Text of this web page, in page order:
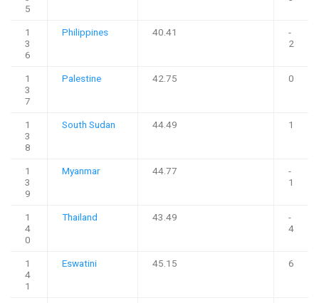
5
1
3
6
Philippines 40.41
-
2
1
3
7
Palestine 42.75 0
1
3
8
South Sudan 44.49 1
1
3
9
Myanmar 44.77
-
1
1
4
0
Thailand 43.49
-
4
1
4
1
Eswatini 45.15 6